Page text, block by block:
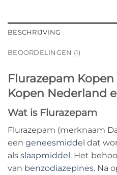
BESCHRIJVING
BEOORDELINGEN (1)
Flurazepam
Kopen Nederland
Wat is Flurazepam
Flurazepam (merknaam
een geneesmiddel dat
als slaapmiddel. Het
van benzodiazepines. Na